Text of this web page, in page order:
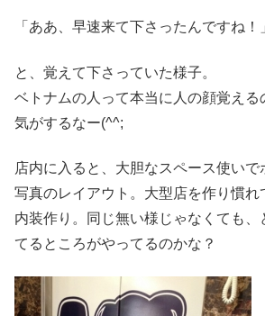
「ああ、早速来て下さったんですね！
と、覚えて下さっていた様子。
ベトナムの人って本当に人の顔覚える
気がするなー(^^;
店内に入ると、大胆なスペース使い
写真のレイアウト。大型店を作り慣れ
内装作り。同じ無い様じゃなくても、
てるところがやってるのかな？